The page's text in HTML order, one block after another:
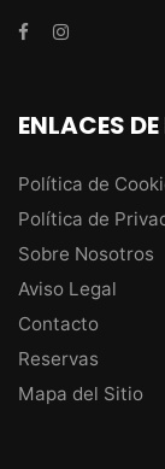
ENLACES
Política de
Política de
Sobre Nosotros
Aviso Legal
Contacto
Reservas
Mapa del Sitio